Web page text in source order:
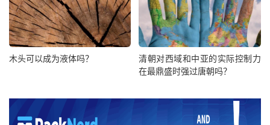
木头可以成为液体吗？
清朝对西域和中亚的实际控制力
在最鼎盛时强过唐朝吗？